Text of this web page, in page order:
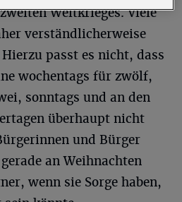
Weltkrieges. Viele
verständlicherweise
passt es nicht, dass
wochentags für zwölf,
sonntags und an den
überhaupt nicht
und Bürger
an Weihnachten
wenn sie Sorge haben,